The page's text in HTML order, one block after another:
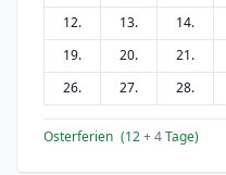
12.
13. 14.
19.
20. 21.
26.
27. 28.
Osterferien (12+ 4Tage)